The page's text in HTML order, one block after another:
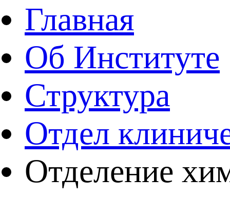
Главная
Об Институте
Структура
Отдел
Отделение